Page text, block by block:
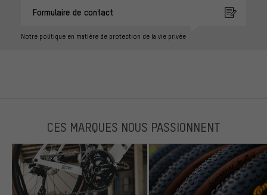
Formulaire de contact
Notre politique en matière de protection de la vie privée
CES MARQUES NOUS PASSIONNENT